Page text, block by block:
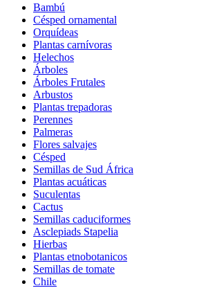
Bambú
Césped ornamental
Orquídeas
Plantas carnívoras
Helechos
Árboles
Árboles Frutales
Arbustos
Plantas trepadoras
Perennes
Palmeras
Flores salvajes
Césped
Semillas de Sud África
Plantas acuáticas
Suculentas
Cactus
Semillas caduciformes
Asclepiads Stapelia
Hierbas
Plantas etnobotanicos
Semillas de tomate
Chile